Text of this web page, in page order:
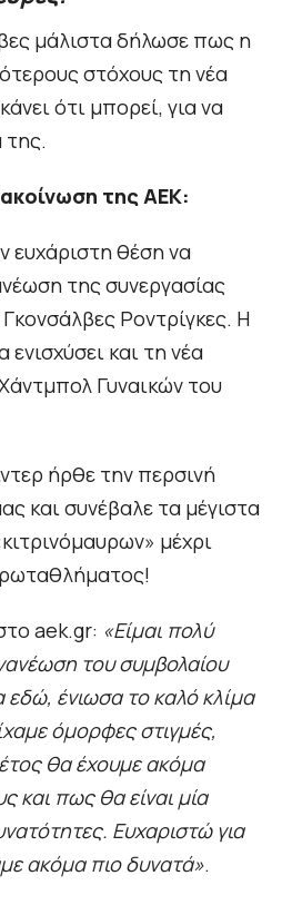
μάλιστα δήλωσε πως η
στόχους τη νέα
ότι μπορεί, για να
της.
της ΑΕΚ:
ευχάριστη θέση να
της συνεργασίας
Ροντρίγκες. Η
και τη νέα
Γυναικών του
ήρθε την περσινή
και συνέβαλε τα μέγιστα
μέχρι
aek.gr: «Είμαι πολύ
του συμβολαίου
εδώ, ένιωσα το καλό κλίμα
όμορφες στιγμές,
θα έχουμε ακόμα
και πως θα είναι μία
Ευχαριστώ για
ακόμα πιο δυνατά».